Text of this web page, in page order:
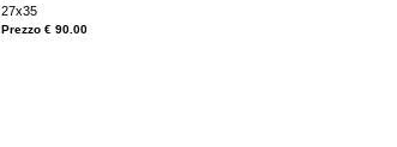
27x35
Prezzo € 90.00